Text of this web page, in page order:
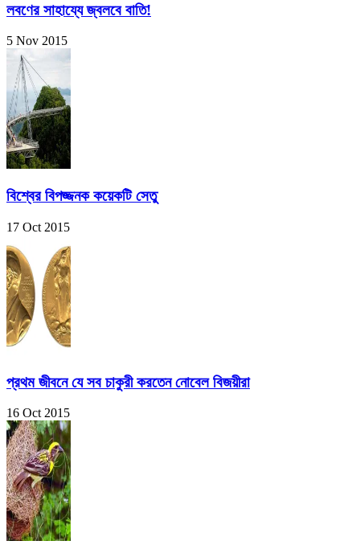
লবণের সাহায্যে জ্বলবে বাতি!
5 Nov 2015
বিশ্বের বিপজ্জনক কয়েকটি সেতু
17 Oct 2015
প্রথম জীবনে যে সব চাকুরী করতেন নোবেল বিজয়ীরা
16 Oct 2015